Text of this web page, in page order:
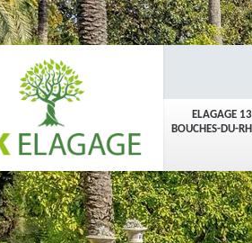
ELAGAGE 13
BOUCHES-DU-